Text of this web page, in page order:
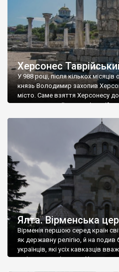
Херсонес
У 988 році, після кількох
князь Володимир захопив
місто. Саме взяття Херсонесу
диктувати свої умови
Херсонесі Володимир-язичник,
А потім було Хрещення Русі. На
Ялта. Вірменська
Вірменія першою серед країн
як державну релігію, й на подив
українців, які усіх кавказців
є відданими вірянами Христа